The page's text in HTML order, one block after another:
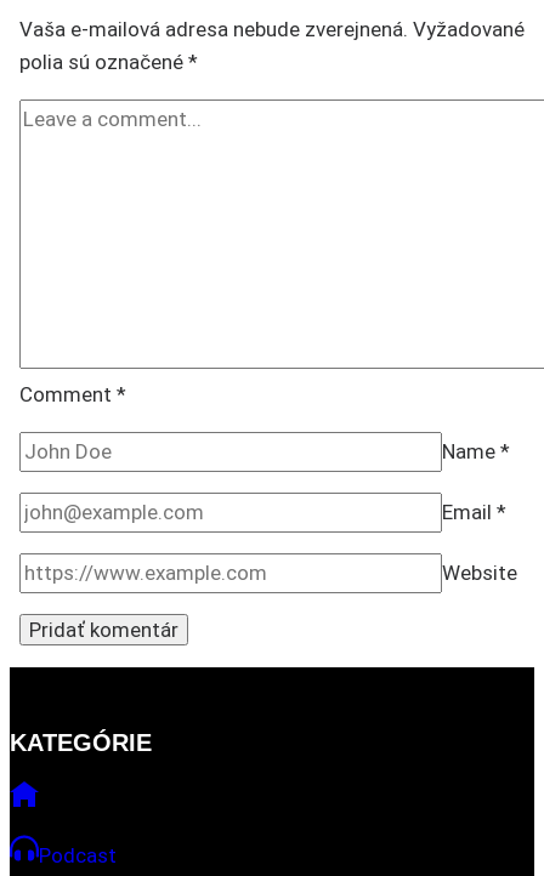
Vaša e-mailová adresa nebude zverejnená. Vyžadované
polia sú označené *
Comment *
Name *
Email *
Website
KATEGÓRIE
Podcast